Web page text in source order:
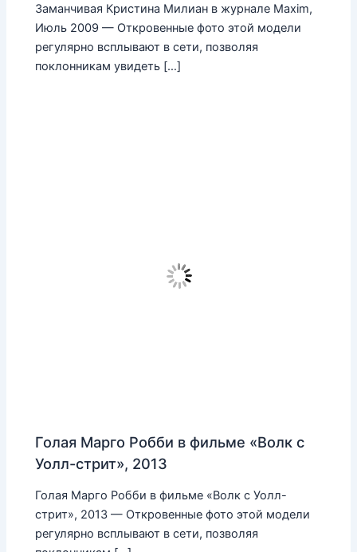
Заманчивая Кристина Милиан в журнале Maxim,
Июль 2009 — Откровенные фото этой модели
регулярно всплывают в сети, позволяя
поклонникам увидеть […]
Голая Марго Робби в фильме «Волк с
Уолл-стрит», 2013
Голая Марго Робби в фильме «Волк с Уолл-
стрит», 2013 — Откровенные фото этой модели
регулярно всплывают в сети, позволяя